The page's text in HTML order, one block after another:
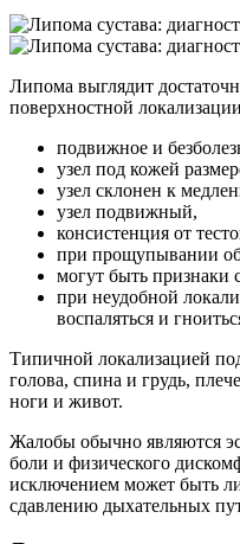
Липома выглядит
поверхностной
подвижное и
узел под кожей
узел склонен к
узел подвижный,
консистенция от
при прощупывании
могут быть признаки
при неудобной
воспаляться и
Типичной локализацией
голова, спина и грудь,
ноги и живот.
Жалобы обычно являются
боли и физического
исключением может быть
сдавлению дыхательных